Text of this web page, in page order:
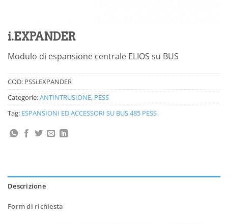
i.EXPANDER
Modulo di espansione centrale ELIOS su BUS
COD: PSSi.EXPANDER
Categorie:ANTINTRUSIONE, PESS
Tag: ESPANSIONI ED ACCESSORI SU BUS 485 PESS
Descrizione
Form di richiesta